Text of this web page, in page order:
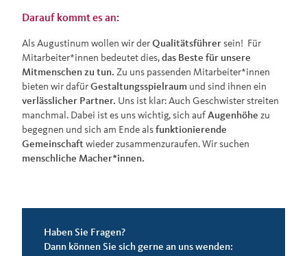
Darauf kommt es an:
Als Augustinum wollen wir derQualitätsführersein! Für
Mitarbeiter*innen bedeutet dies,das Beste für unsere
Mitmenschen zu tun. Zu uns passenden Mitarbeiter*innen
bieten wir dafürGestaltungsspielraum und sind ihnen ein
verlässlicher Partner. Uns ist klar: Auch Geschwister streiten
manchmal. Dabei ist es uns wichtig, sich aufAugenhöhe zu
begegnen und sich am Ende alsfunktionierende
Gemeinschaft wieder zusammenzuraufen. Wir suchen
menschliche Macher*innen.
Haben Sie Fragen?
Dann können Sie sich gerne an uns wenden: